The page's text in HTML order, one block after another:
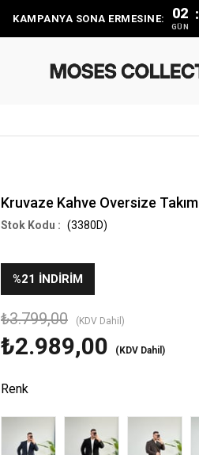
KAMPANYA SONA ERMESINE: 02
GÜN
:
Kruvaze Kahve Oversize Takım
(3380D)
%21 İNDIRIM
₺3.799,00 (KDV Dahil)
₺2.989,00 (KDV Dahil)
Renk